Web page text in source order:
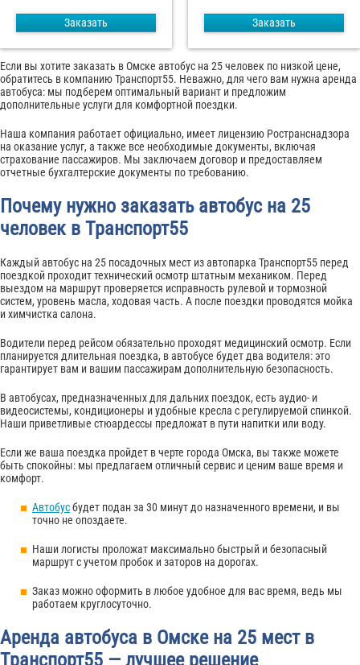
Заказать Заказать
Если вы хотите заказать в Омске автобус на 25 человек по низкой цене,
обратитесь в компанию Транспорт55. Неважно, для чего вам нужна аренда
автобуса: мы подберем оптимальный вариант и предложим
дополнительные услуги для комфортной поездки.
Наша компания работает официально, имеет лицензию Ространснадзора
на оказание услуг, а также все необходимые документы, включая
страхование пассажиров. Мы заключаем договор и предоставляем
отчетные бухгалтерские документы по требованию.
Почему нужно заказать автобус на 25
человек в Транспорт55
Каждый автобус на 25 посадочных мест из автопарка Транспорт55 перед
поездкой проходит технический осмотр штатным механиком. Перед
выездом на маршрут проверяется исправность рулевой и тормозной
систем, уровень масла, ходовая часть. А после поездки проводятся мойка
и химчистка салона.
Водители перед рейсом обязательно проходят медицинский осмотр. Если
планируется длительная поездка, в автобусе будет два водителя: это
гарантирует вам и вашим пассажирам дополнительную безопасность.
В автобусах, предназначенных для дальних поездок, есть аудио- и
видеосистемы, кондиционеры и удобные кресла с регулируемой спинкой.
Наши приветливые стюардессы предложат в пути напитки или воду.
Если же ваша поездка пройдет в черте города Омска, вы также можете
быть спокойны: мы предлагаем отличный сервис и ценим ваше время и
комфорт.
Автобусбудет подан за 30 минут до назначенного времени, и вы
точно не опоздаете.
Наши логисты проложат максимально быстрый и безопасный
маршрут с учетом пробок и заторов на дорогах.
Заказ можно оформить в любое удобное для вас время, ведь мы
работаем круглосуточно.
Аренда автобуса в Омске на 25 мест в
Транспорт55 — лучшее решение